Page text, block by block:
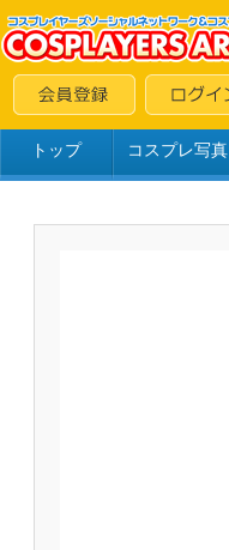
トップ コスプレ写真